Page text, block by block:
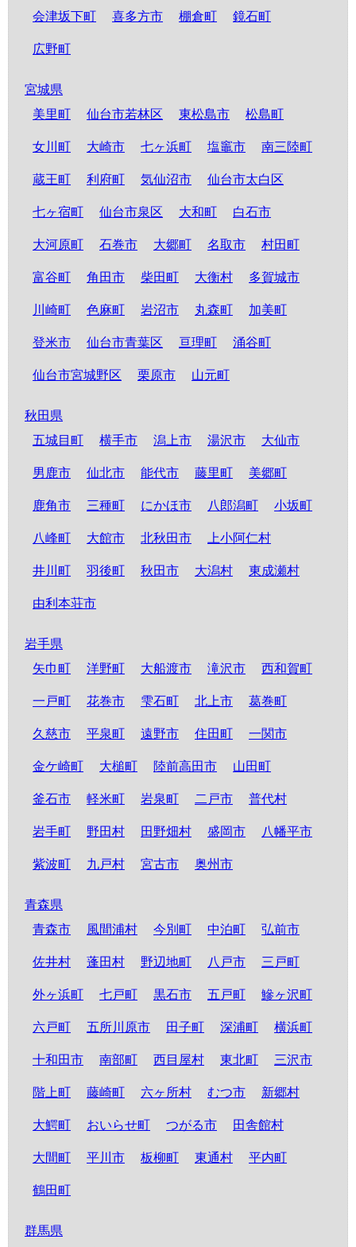
会津坂下町 喜多方市 棚倉町 鏡石町
広野町
宮城県
美里町
仙台市若林区 東松島市 松島町
女川町 大崎市 七ヶ浜町 塩竈市 南三陸町
蔵王町 利府町 気仙沼市 仙台市太白区
七ヶ宿町 仙台市泉区 大和町 白石市
大河原町 石巻市 大郷町 名取市 村田町
富谷町 角田市 柴田町 大衡村 多賀城市
川崎町 色麻町 岩沼市 丸森町 加美町
登米市 仙台市青葉区 亘理町 涌谷町
仙台市宮城野区 栗原市 山元町
秋田県
五城目町
横手市 潟上市 湯沢市 大仙市
男鹿市 仙北市 能代市 藤里町 美郷町
鹿角市 三種町 にかほ市 八郎潟町 小坂町
八峰町 大館市 北秋田市 上小阿仁村
井川町 羽後町 秋田市 大潟村 東成瀬村
由利本荘市
岩手県
矢巾町
洋野町 大船渡市 滝沢市 西和賀町
一戸町 花巻市 雫石町 北上市 葛巻町
久慈市 平泉町 遠野市 住田町 一関市
金ケ崎町 大槌町 陸前高田市 山田町
釜石市 軽米町 岩泉町 二戸市 普代村
岩手町 野田村 田野畑村 盛岡市 八幡平市
紫波町 九戸村 宮古市 奥州市
青森県
青森市
風間浦村 今別町 中泊町 弘前市
佐井村 蓬田村 野辺地町 八戸市 三戸町
外ヶ浜町 七戸町 黒石市 五戸町 鰺ヶ沢町
六戸町 五所川原市 田子町 深浦町 横浜町
十和田市 南部町 西目屋村 東北町 三沢市
階上町 藤崎町 六ヶ所村 むつ市 新郷村
大鰐町 おいらせ町 つがる市 田舎館村
大間町 平川市 板柳町 東通村 平内町
鶴田町
群馬県